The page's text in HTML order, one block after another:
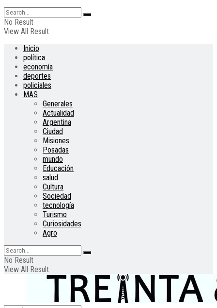
No Result
View All Result
Inicio
política
economía
deportes
policiales
MAS
Generales
Actualidad
Argentina
Ciudad
Misiones
Posadas
mundo
Educación
salud
Cultura
Sociedad
tecnología
Turismo
Curiosidades
Agro
No Result
View All Result